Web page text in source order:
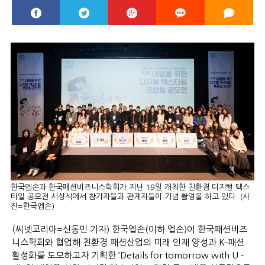
한국엡손과 한국패션비즈니스학회가 지난 19일 개최한 친환경 디지털 텍스
타일 공모전 시상식에서 참가자들과 관계자들이 기념 촬영을 하고 있다. (사
진=한국엡손)
(씨넷코리아=신동민 기자) 한국엡손(이하 엡손)이 한국패션비즈
니스학회와 협업해 친환경 패션산업의 미래 인재 양성과 K-패션
활성화를 도모하고자 기획한 ‘Details for tomorrow with U -